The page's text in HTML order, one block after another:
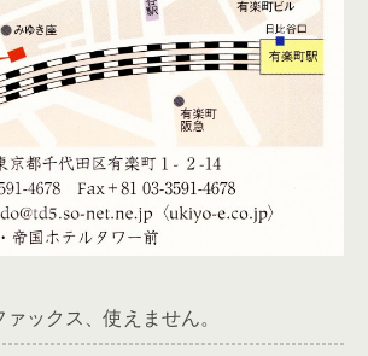
ックス、使えません。